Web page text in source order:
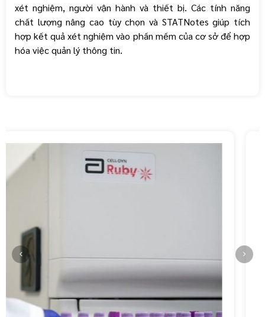
xét nghiệm, người vận hành và thiết bị. Các tính năng
chất lượng nâng cao tùy chọn và STATNotes giúp tích
hợp kết quả xét nghiệm vào phần mềm của cơ sở để hợp
hóa việc quản lý thông tin.
GỬI TƯ VẤN HỦY